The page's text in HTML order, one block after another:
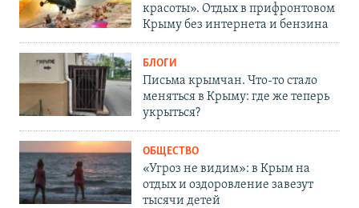
красоты». Отдых в прифронтовом
Крыму без интернета и бензина
БЛОГИ
Письма крымчан. Что-то стало
меняться в Крыму: где же теперь
укрыться?
ОБЩЕСТВО
«Угроз не видим»: в Крым на
отдых и оздоровление завезут
тысячи детей